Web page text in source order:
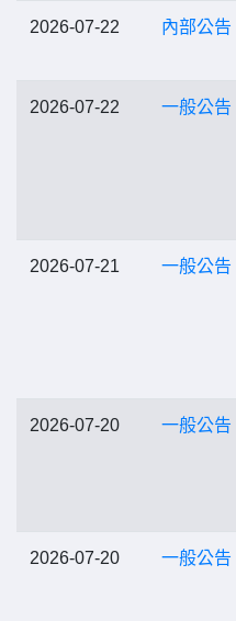
2026-07-22 內部公告
2026-07-22 一般公告
2026-07-21 一般公告
2026-07-20 一般公告
2026-07-20 一般公告